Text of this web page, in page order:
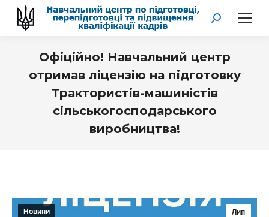
Search:
Офіційно! Навчальний центр
отримав ліцензію на підготовку
Трактористів-машиністів
сільськогосподарського
виробництва!
Лип
Новини